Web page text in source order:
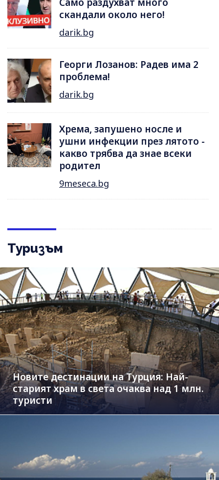
скандали около него!
darik.bg
Георги Лозанов: Радев има 2
проблема!
darik.bg
Хрема, запушено носле и
ушни инфекции през лятотo -
какво трябва да знае всеки
родител
9meseca.bg
Туризъм
Новите дестинации на Турция: Най-
старият храм в света очаква над 1 млн.
туристи